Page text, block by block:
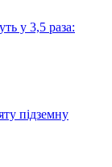
у 3,5 раза:
підземну